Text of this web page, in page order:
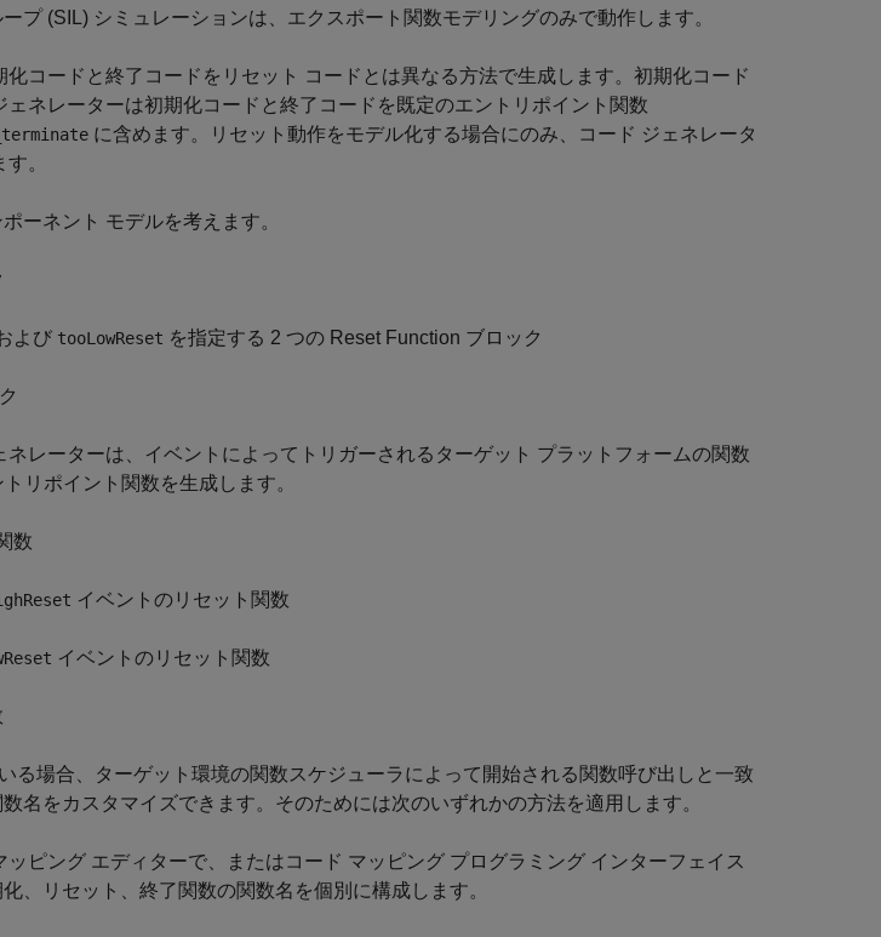
プ (SIL) シミュレーションは、エクスポート関数モデリングのみで動作します。
化コードと終了コードをリセット コードとは異なる方法で生成します。初期化コード
ェネレーターは初期化コードと終了コードを既定のエントリポイント関数
_terminate に含めます。リセット動作をモデル化する場合にのみ、コード ジェネレータ
。
ーネント モデルを考えます。
よび tooLowReset を指定する 2 つの Reset Function ブロック
ネレーターは、イベントによってトリガーされるターゲット プラットフォームの関数
リポイント関数を生成します。
数
イベントのリセット関数
イベントのリセット関数
る場合、ターゲット環境の関数スケジューラによって開始される関数呼び出しと一致
名をカスタマイズできます。そのためには次のいずれかの方法を適用します。
ピング エディターで、またはコード マッピング プログラミング インターフェイス
、リセット、終了関数の関数名を個別に構成します。